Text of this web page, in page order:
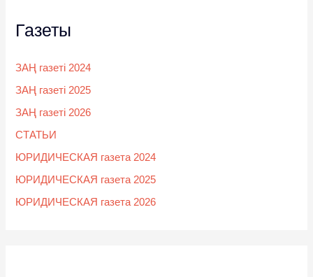
Газеты
ЗАҢ газеті 2024
ЗАҢ газеті 2025
ЗАҢ газеті 2026
СТАТЬИ
ЮРИДИЧЕСКАЯ газета 2024
ЮРИДИЧЕСКАЯ газета 2025
ЮРИДИЧЕСКАЯ газета 2026